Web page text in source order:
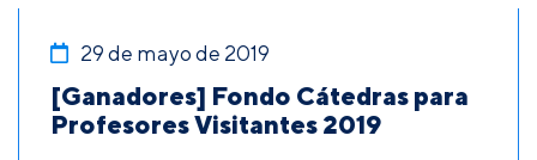
29 de mayo de 2019
[Ganadores] Fondo Cátedras para
Profesores Visitantes 2019